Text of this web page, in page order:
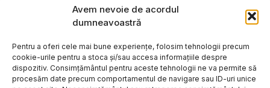
Avem nevoie de acordul
dumneavoastră
Pentru a oferi cele mai bune experiențe, folosim tehnologii precum
cookie-urile pentru a stoca și/sau accesa informațiile despre
dispozitiv. Consimțământul pentru aceste tehnologii ne va permite să
procesăm date precum comportamentul de navigare sau ID-uri unice